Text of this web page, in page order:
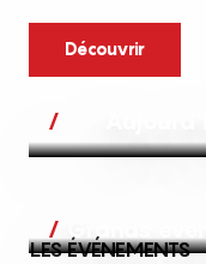
Découvrir
Grands
LES ÉVÉNEMENTS